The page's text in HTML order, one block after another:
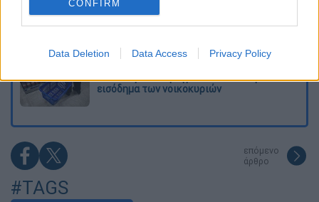
CONFIRM
Data Deletion Data Access Privacy Policy
«Πόλεμος» για τους χρόνους των
δρομολογίων: Τα σωματεία απαντούν στις
καταγγελίες, οι παρατάξεις περνούν στην
Ελλάδα για το πραγματικό διαθέσιμο
εισόδημα των νοικοκυριών
επόμενο
άρθρο
#TAGS